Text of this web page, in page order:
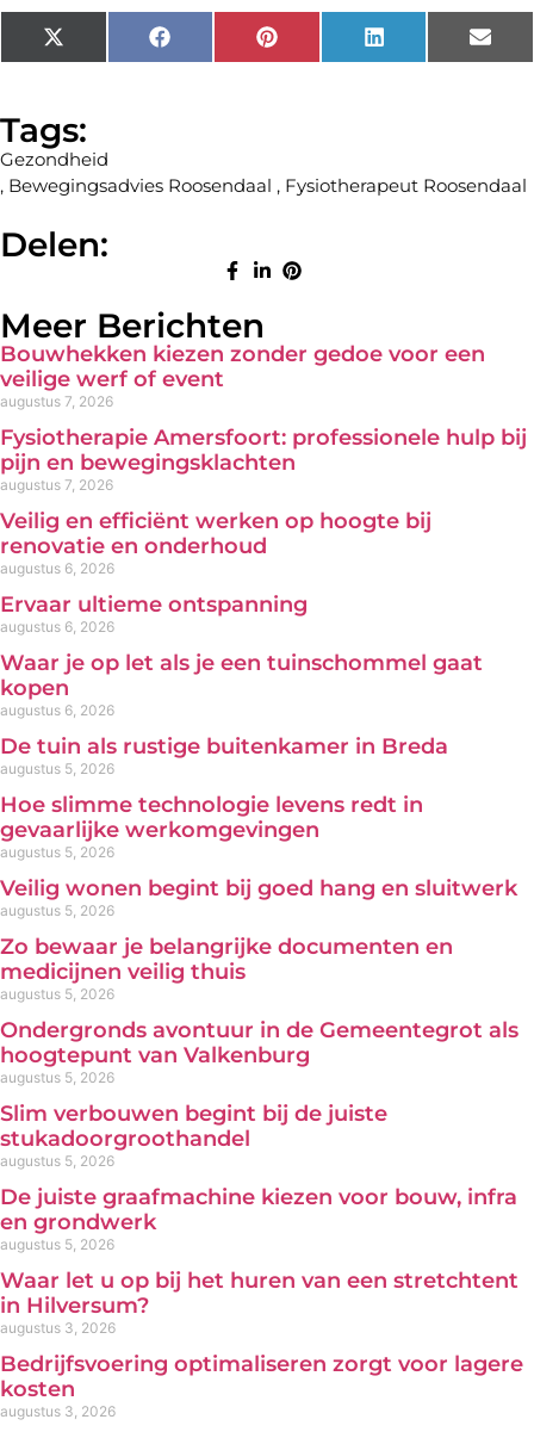
X
(Twitter)
Facebook Pinterest LinkedIn
Tags:
Gezondheid
, Bewegingsadvies Roosendaal , Fysiotherapeut Roosendaal
Delen:
Meer Berichten
Bouwhekken kiezen zonder gedoe voor een
veilige werf of event
augustus 7, 2026
Fysiotherapie Amersfoort: professionele hulp bij
pijn en bewegingsklachten
augustus 7, 2026
Veilig en efficiënt werken op hoogte bij
renovatie en onderhoud
augustus 6, 2026
Ervaar ultieme ontspanning
augustus 6, 2026
Waar je op let als je een tuinschommel gaat
kopen
augustus 6, 2026
De tuin als rustige buitenkamer in Breda
augustus 5, 2026
Hoe slimme technologie levens redt in
gevaarlijke werkomgevingen
augustus 5, 2026
Veilig wonen begint bij goed hang en sluitwerk
augustus 5, 2026
Zo bewaar je belangrijke documenten en
medicijnen veilig thuis
augustus 5, 2026
Ondergronds avontuur in de Gemeentegrot als
hoogtepunt van Valkenburg
augustus 5, 2026
Slim verbouwen begint bij de juiste
stukadoorgroothandel
augustus 5, 2026
De juiste graafmachine kiezen voor bouw, infra
en grondwerk
augustus 5, 2026
Waar let u op bij het huren van een stretchtent
in Hilversum?
augustus 3, 2026
Bedrijfsvoering optimaliseren zorgt voor lagere
kosten
augustus 3, 2026